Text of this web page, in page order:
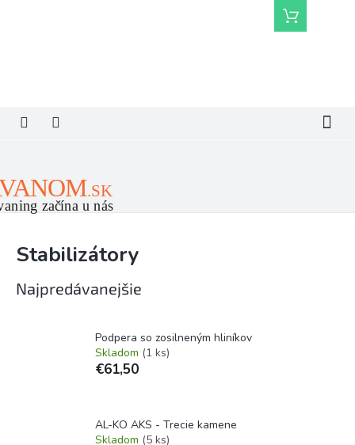
Nákupný
košík
Stabilizátory
Najpredávanejšie
Podpera so zosilneným hliníkov
Skladom (1 ks)
€61,50
AL-KO AKS - Trecie kamene
Skladom (5 ks)